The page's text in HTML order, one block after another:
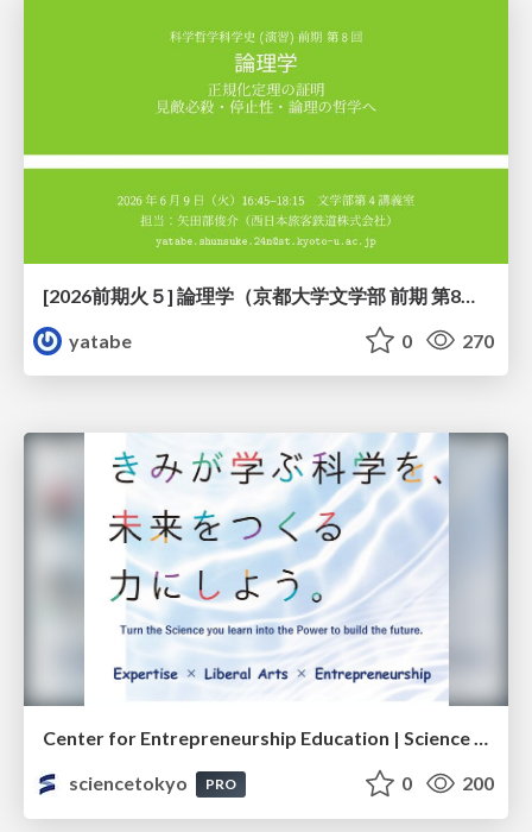
yatabe
0 270
Center for Entrepreneurship Education | Science Tokyo (Institute of Science Tokyo)
sciencetokyo
PRO 0 200